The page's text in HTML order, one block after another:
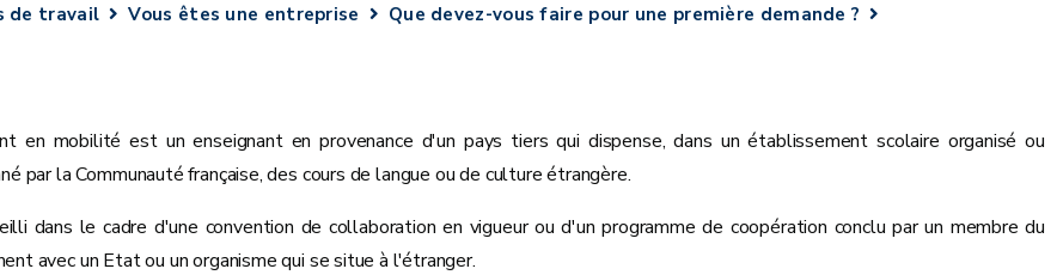
de travail Vous êtes une entreprise Que devez-vous faire pour une première demande ?
en mobilité est un enseignant en provenance d'un pays tiers qui dispense, dans un établissement scolaire organisé ou
par la Communauté française, des cours de langue ou de culture étrangère.
dans le cadre d'une convention de collaboration en vigueur ou d'un programme de coopération conclu par un membre du
avec un Etat ou un organisme qui se situe à l'étranger.